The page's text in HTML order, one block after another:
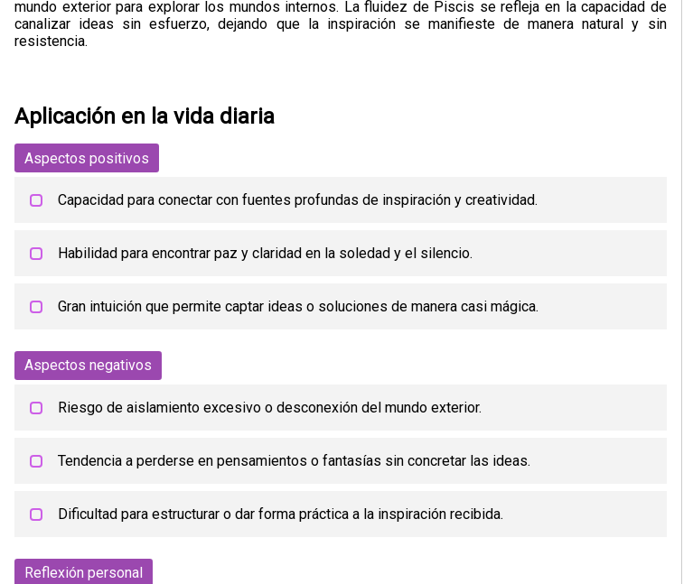
mundo exterior para explorar los mundos internos. La fluidez de Piscis se refleja en la capacidad de
canalizar ideas sin esfuerzo, dejando que la inspiración se manifieste de manera natural y sin
resistencia.
Aplicación en la vida diaria
Aspectos positivos
Capacidad para conectar con fuentes profundas de inspiración y creatividad.
Habilidad para encontrar paz y claridad en la soledad y el silencio.
Gran intuición que permite captar ideas o soluciones de manera casi mágica.
Aspectos negativos
Riesgo de aislamiento excesivo o desconexión del mundo exterior.
Tendencia a perderse en pensamientos o fantasías sin concretar las ideas.
Dificultad para estructurar o dar forma práctica a la inspiración recibida.
Reflexión personal